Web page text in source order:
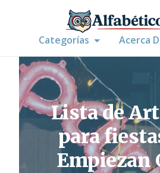
Categorías Acerca
Lista de
para
Empiezan